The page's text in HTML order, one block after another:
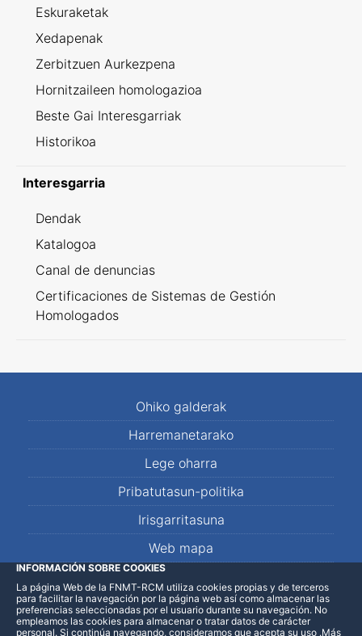
Eskuraketak
Xedapenak
Zerbitzuen Aurkezpena
Hornitzaileen homologazioa
Beste Gai Interesgarriak
Historikoa
Interesgarria
Dendak
Katalogoa
Canal de denuncias
Certificaciones de Sistemas de Gestión
Homologados
Ohiko galderak
Harremanetarako
Lege oharra
Pribatutasun-politika
Irisgarritasuna
Web mapa
LinkedInFacebookWhatsApp
INFORMACIÓN SOBRE COOKIES
La página Web de la FNMT-RCM utiliza cookies propias y de terceros
para facilitar la navegación por la página web así como almacenar las
preferencias seleccionadas por el usuario durante su navegación. No
empleamos las cookies para almacenar o tratar datos de carácter
personal. Si continúa navegando, consideramos que acepta su uso .Más